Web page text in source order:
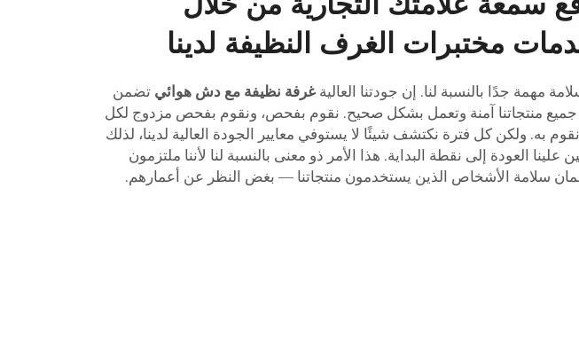
مختبرات الغرف النظيفة لدينا
مهمة جدًا بالنسبة لنا. إن جودتنا العالية غرفة نظيفة مع دش هوائي تضمن
جميع منتجاتنا آمنة وتعمل بشكل صحيح. نقوم بفحص، ونقوم بفحص مزدوج لكل
به. ولكن كل فترة نكتشف شيئًا لا يستوفي معايير الجودة العالية لدينا، لذلك
علينا العودة إلى نقطة البداية. هذا الأمر ذو معنى بالنسبة لنا لأننا ملتزمون
سلامة الأشخاص الذين يستخدمون منتجاتنا — بغض النظر عن أعمارهم.